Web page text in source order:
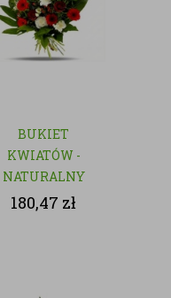
BUKIET
KWIATÓW -
NATURALNY
180,47 zł